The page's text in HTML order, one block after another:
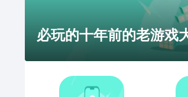
必玩的十年前的老游戏